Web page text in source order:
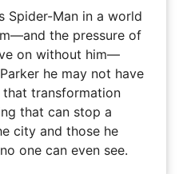
Spider-Man in a world
the pressure of
on without him—
he may not have
transformation
that can stop a
city and those he
one can even see.